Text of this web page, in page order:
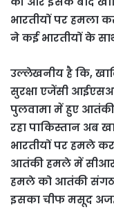
भारतीयों पर हमला
ने कई भारतीयों के
उल्लेखनीय है कि,
सुरक्षा एजेंसी
पुलवामा में हुए
रहा पाकिस्तान अब
भारतीयों पर हमले
आतंकी हमले में
हमले को आतंकी
इसका चीफ मसूद